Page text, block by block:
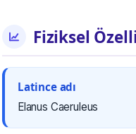
Fiziksel
Latince adı
Elanus Caeruleus